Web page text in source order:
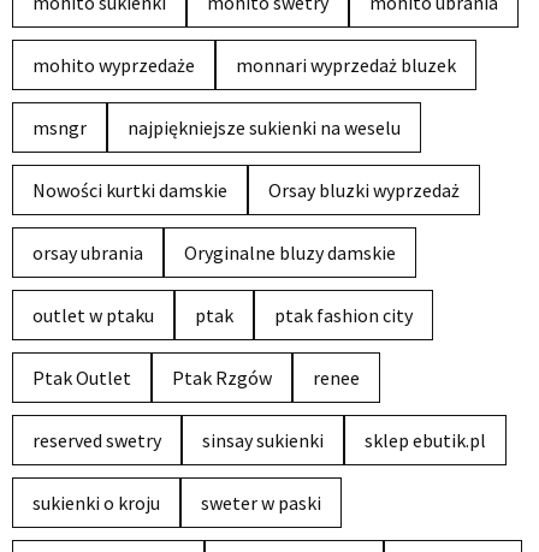
mohito wyprzedaże monnari wyprzedaż bluzek
msngr najpiękniejsze sukienki na weselu
Nowości kurtki damskie Orsay bluzki wyprzedaż
orsay ubrania Oryginalne bluzy damskie
outlet w ptaku ptak ptak fashion city
Ptak Outlet Ptak Rzgów renee
reserved swetry sinsay sukienki sklep ebutik.pl
sukienki o kroju sweter w paski